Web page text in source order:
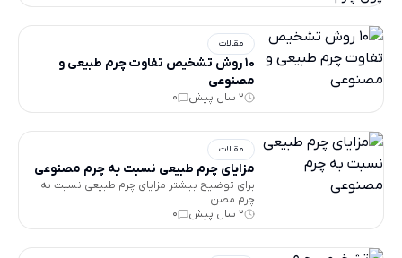
مقالات
10 روش تشخیص تفاوت چرم طبیعی و
مصنوعی
2 سال پیش 0
مقالات
مزایای چرم طبیعی نسبت به چرم مصنوعی
برای توضیح بیشتر مزایای چرم طبیعی نسبت به
چرم مصن...
2 سال پیش
0